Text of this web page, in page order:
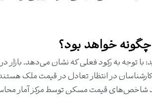
درباره بازار مسکن پس از انتخابات ۱۴۰۰ می‌گوید: با توجه به رکود فعلی که
در انتظار تعادل در قیمت ملک
شاخص‌هایقیمت مسکنتوسط مرکز آمار